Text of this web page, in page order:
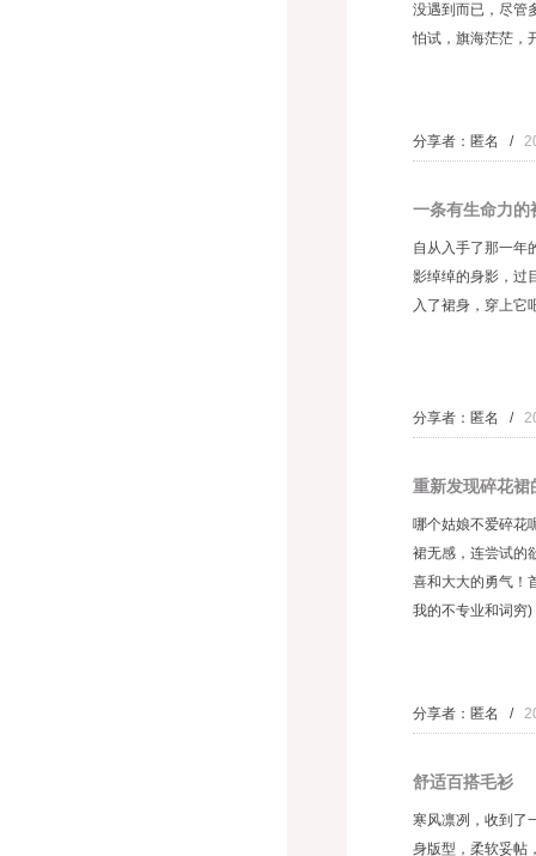
没遇到而已，尽管
怕试，旗海茫茫，
分享者：匿名 /
一条有生命力的
自从入手了那一年
影绰绰的身影，过
入了裙身，穿上它
分享者：匿名 /
重新发现碎花裙
哪个姑娘不爱碎花
裙无感，连尝试的
喜和大大的勇气！
我的不专业和词穷
分享者：匿名 /
舒适百搭毛衫
寒风凛冽，收到了
身版型，柔软妥帖